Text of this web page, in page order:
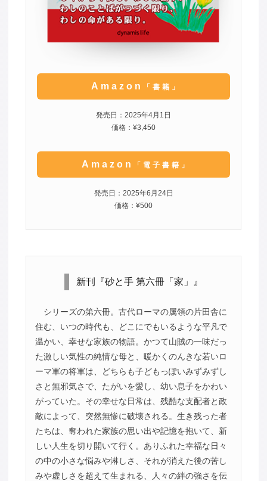
Amazon 「書籍」
発売日：2025年4月1日
価格：¥3,450
Amazon 「電子書籍」
発売日：2025年6月24日
価格：¥500
新刊『砂と手 第六冊「家」』
シリーズの第六冊。古代ローマの属領の片田舎に
住む、いつの時代も、どこにでもいるような平凡で
温かい、幸せな家族の物語。かつて山賊の一味だっ
た激しい気性の純情な母と、暖かくのんきな若いロ
ーマ軍の将軍は、どちらも子どもっぽいみずみずし
さと無邪気さで、たがいを愛し、幼い息子をかわい
がっていた。その幸せな日常は、残酷な支配者と政
敵によって、突然無惨に破壊される。生き残った者
たちは、奪われた家族の思い出や記憶を抱いて、新
しい人生を切り開いて行く。ありふれた幸福な日々
の中の小さな悩みや淋しさ、それが消えた後の苦し
みや虚しさを超えて生まれる、人々の絆の強さを伝